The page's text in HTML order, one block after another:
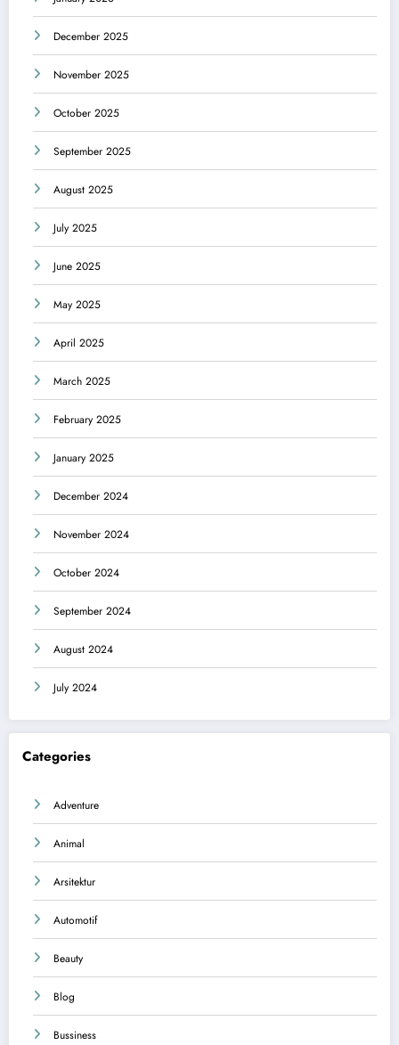
December 2025
November 2025
October 2025
September 2025
August 2025
July 2025
June 2025
May 2025
April 2025
March 2025
February 2025
January 2025
December 2024
November 2024
October 2024
September 2024
August 2024
July 2024
Categories
Adventure
Animal
Arsitektur
Automotif
Beauty
Blog
Bussiness